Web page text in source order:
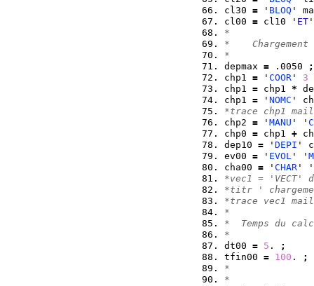
cl30 = ' BLOQ '
cl00 = cl10 ' ET
*
*    Chargement
*
depmax = .0050
;
chp1 = ' COOR ' 3
chp1 = chp1 *
chp1 = ' NOMC '
*trace chp1
chp2 = ' MANU ' '
chp0 = chp1 +
dep10 = ' DEPI '
ev00 = ' EVOL ' '
cha00 = ' CHAR '
*vec1 = 'VECT'
*titr '
*trace vec1
*
*  Temps du
*
dt00 = 5 .
;
tfin00 = 100 .
;
*
*